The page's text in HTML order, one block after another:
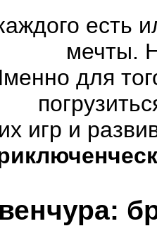
есть
мечты.
для
игр и